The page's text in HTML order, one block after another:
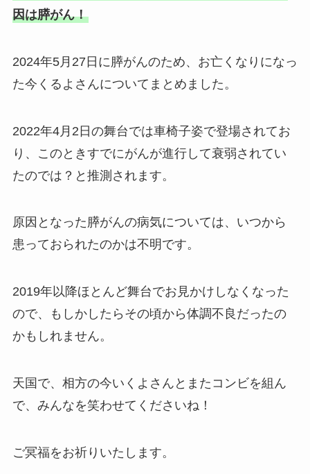
因は膵がん！
2024年5月27日に膵がんのため、お亡くなりになっ
た今くるよさんについてまとめました。
2022年4月2日の舞台では車椅子姿で登場されてお
り、このときすでにがんが進行して衰弱されてい
たのでは？と推測されます。
原因となった膵がんの病気については、いつから
患っておられたのかは不明です。
2019年以降ほとんど舞台でお見かけしなくなった
ので、もしかしたらその頃から体調不良だったの
かもしれません。
天国で、相方の今いくよさんとまたコンビを組ん
で、みんなを笑わせてくださいね！
ご冥福をお祈りいたします。